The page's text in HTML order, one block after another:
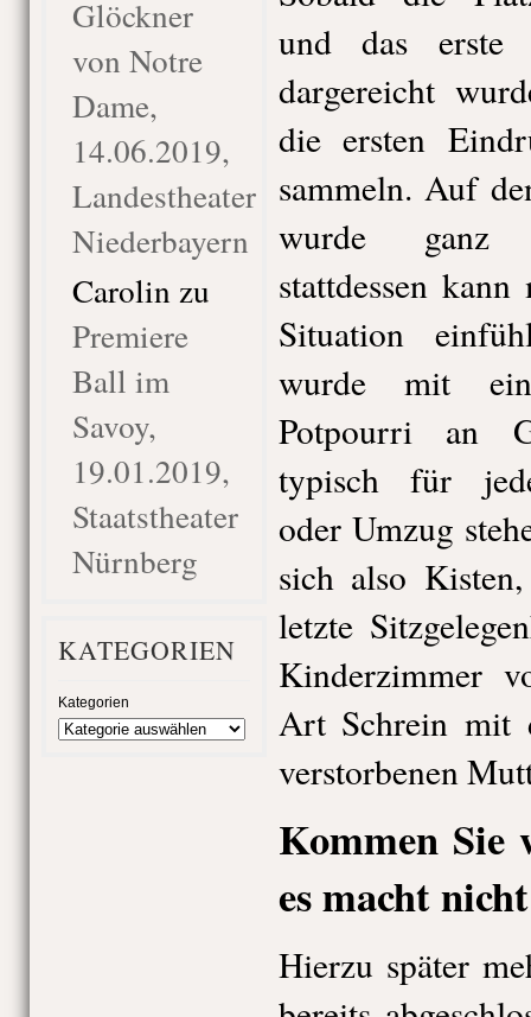
Glöckner
von Notre
Dame,
14.06.2019,
Landestheater
Niederbayern
Carolin zu
Premiere
Ball im
Savoy,
19.01.2019,
Staatstheater
Nürnberg
KATEGORIEN
Kategorien
und das erste
dargereicht
die ersten
sammeln. Auf
wurde ganz
stattdessen
Situation
wurde mit
Potpourri an
typisch für
oder Umzug
sich also
letzte
Kinderzimmer
Art Schrein mit
verstorbenen
Kommen Sie
es macht
Hierzu später